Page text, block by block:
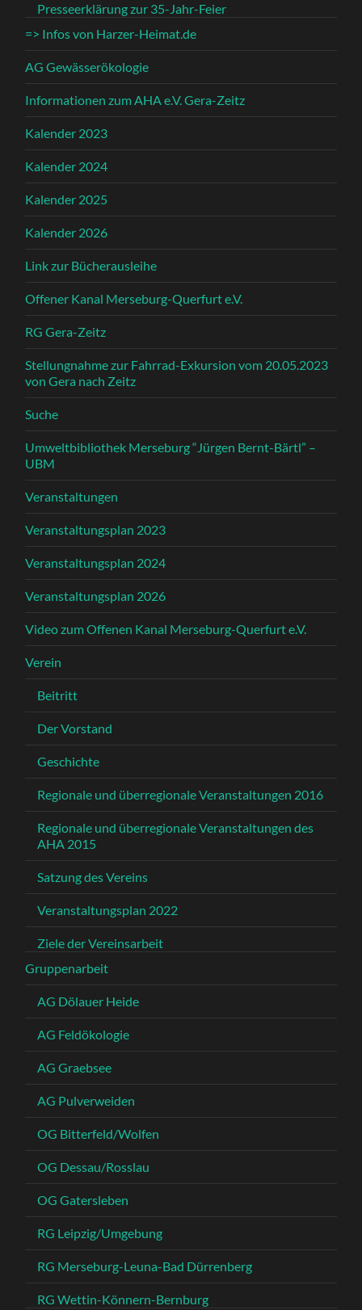
Presseerklärung zur 35-Jahr-Feier
=> Infos von Harzer-Heimat.de
AG Gewässerökologie
Informationen zum AHA e.V. Gera-Zeitz
Kalender 2023
Kalender 2024
Kalender 2025
Kalender 2026
Link zur Bücherausleihe
Offener Kanal Merseburg-Querfurt e.V.
RG Gera-Zeitz
Stellungnahme zur Fahrrad-Exkursion vom 20.05.2023
von Gera nach Zeitz
Suche
Umweltbibliothek Merseburg “Jürgen Bernt-Bärtl” –
UBM
Veranstaltungen
Veranstaltungsplan 2023
Veranstaltungsplan 2024
Veranstaltungsplan 2026
Video zum Offenen Kanal Merseburg-Querfurt e.V.
Verein
Beitritt
Der Vorstand
Geschichte
Regionale und überregionale Veranstaltungen 2016
Regionale und überregionale Veranstaltungen des
AHA 2015
Satzung des Vereins
Veranstaltungsplan 2022
Ziele der Vereinsarbeit
Gruppenarbeit
AG Dölauer Heide
AG Feldökologie
AG Graebsee
AG Pulverweiden
OG Bitterfeld/Wolfen
OG Dessau/Rosslau
OG Gatersleben
RG Leipzig/Umgebung
RG Merseburg-Leuna-Bad Dürrenberg
RG Wettin-Könnern-Bernburg